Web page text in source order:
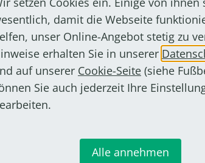
Igel auf der Suche nach einem
bedeckt mit Reisig und
finden. Daher ist es besser, den
sollte man Laubsauger und
verwenden.
Tagaktivität, torkelnde oder
Parasitenbefall sind ebenfalls
damit die Webseite
unser Online-Angebot stetig zu
erhalten Sie in unserer
auf unserer Cookie-Seite (siehe
Sie auch jederzeit Ihre
Alle annehmen